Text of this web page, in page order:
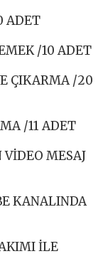
ADET
/10 ADET
ÇIKARMA /20
/11 ADET
VİDEO MESAJ
KANALINDA
İLE